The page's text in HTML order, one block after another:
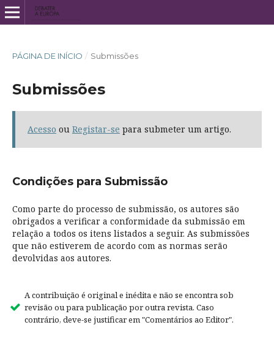
PÁGINA DE INÍCIO / Submissões
Submissões
Acesso ou Registar-se para submeter um artigo.
Condições para Submissão
Como parte do processo de submissão, os autores são
obrigados a verificar a conformidade da submissão em
relação a todos os itens listados a seguir. As submissões
que não estiverem de acordo com as normas serão
devolvidas aos autores.
A contribuição é original e inédita e não se encontra sob
revisão ou para publicação por outra revista. Caso
contrário, deve-se justificar em "Comentários ao Editor".